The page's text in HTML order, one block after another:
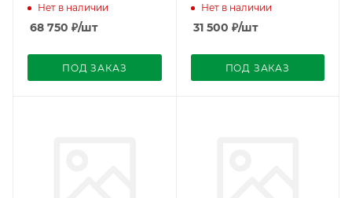
Нет в наличии
68 750 ₽/шт
ПОД ЗАКАЗ
Нет в наличии
31 500 ₽/шт
ПОД ЗАКАЗ